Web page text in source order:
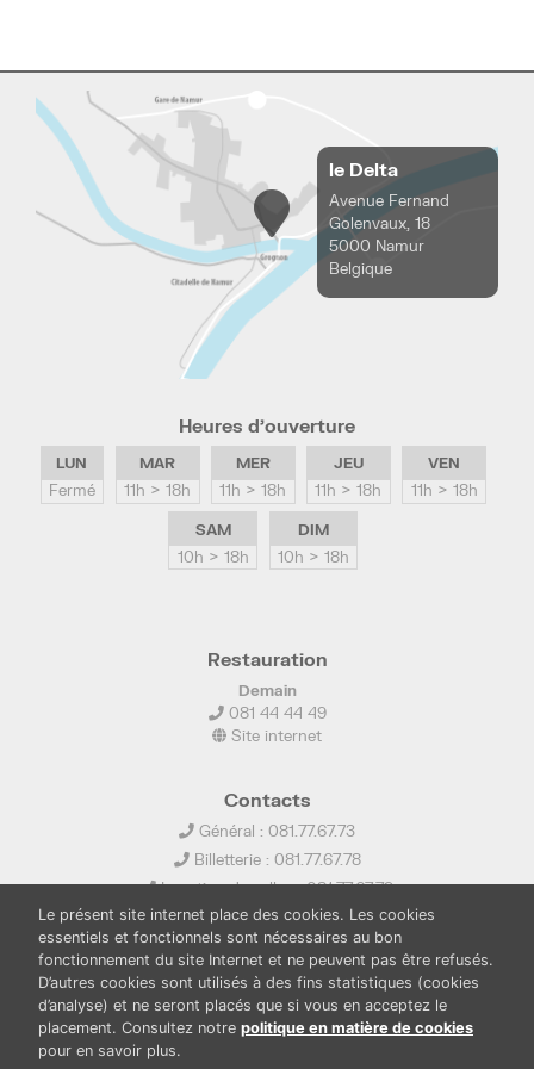
le Delta
Avenue Fernand
Golenvaux, 18
5000 Namur
Belgique
Heures d’ouverture
LUN
Fermé
MAR
11h > 18h
MER
11h > 18h
JEU
11h > 18h
VEN
11h > 18h
SAM
10h > 18h
DIM
10h > 18h
Restauration
Demain
081 44 44 49
Site internet
Contacts
Général : 081.77.67.73
Billetterie : 081.77.67.78
Location de salles : 081.77.67.79
info@ledelta.be
Le présent site internet place des cookies. Les cookies
essentiels et fonctionnels sont nécessaires au bon
fonctionnement du site Internet et ne peuvent pas être refusés.
D’autres cookies sont utilisés à des fins statistiques (cookies
d’analyse) et ne seront placés que si vous en acceptez le
placement. Consultez notre politique en matière de cookies
pour en savoir plus.